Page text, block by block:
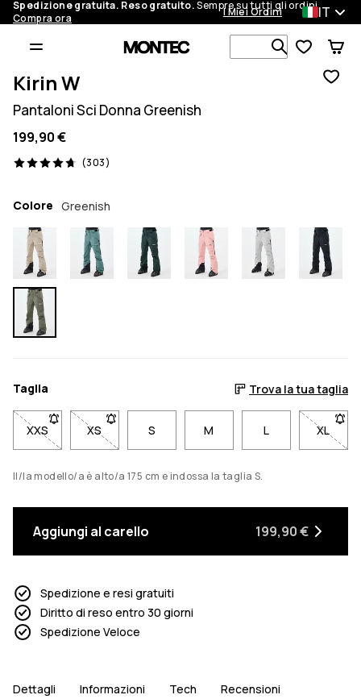
Spedizione gratuita. Reso gratuito.Sempre su tutti gli ordini.
Compra ora
I Miei Ordini IT
Cerca tra 1
Kirin W
Pantaloni Sci Donna Greenish
199,90 €
(303)
303 recensioni, 4.7/5
Colore Greenish
Taglia Trova la tua taglia
XXS- Taglia XXS non disponibile. Clicca per essere avvisato
XS- Taglia XS non disponibile. Clicca per essere
S M L XL
-
Il/la modello/a è alto/a 175 cm e indossa la taglia S.
Aggiungi al carello 199,90 €
Spedizione e resi gratuiti
Diritto di reso entro 30 giorni
Spedizione Veloce
Dettagli Informazioni Tech Recensioni